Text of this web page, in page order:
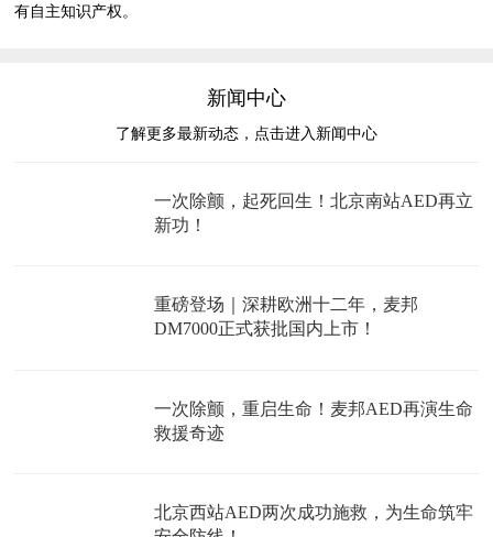
有自主知识产权。
新闻中心
了解更多最新动态，点击进入新闻中心
一次除颤，起死回生！北京南站AED再立
新功！
重磅登场｜深耕欧洲十二年，麦邦
DM7000正式获批国内上市！
一次除颤，重启生命！麦邦AED再演生命
救援奇迹
北京西站AED两次成功施救，为生命筑牢